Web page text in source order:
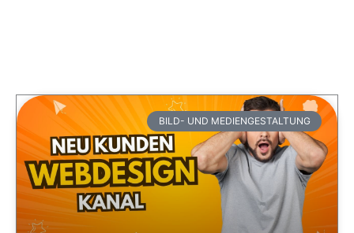
BILD- UND MEDIENGESTALTUNG